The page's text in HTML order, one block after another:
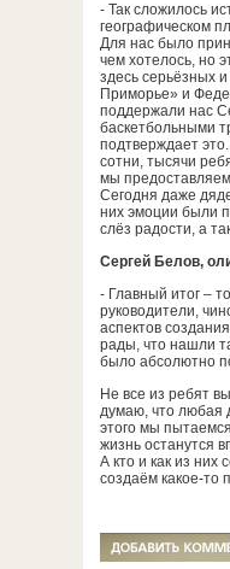
- Так сложилось
географическом
Для нас было
чем хотелось, но
здесь серьёзных
Приморье» и
поддержали нас
баскетбольными
подтверждает
сотни, тысячи
мы
Сегодня даже
них эмоции были
слёз радости, а
Сергей Белов,
- Главный итог –
руководители,
аспектов
рады, что нашли
было абсолютно
Не все из ребят
думаю, что любая
этого мы
жизнь останутся
А кто и как из них
создаём какое-то